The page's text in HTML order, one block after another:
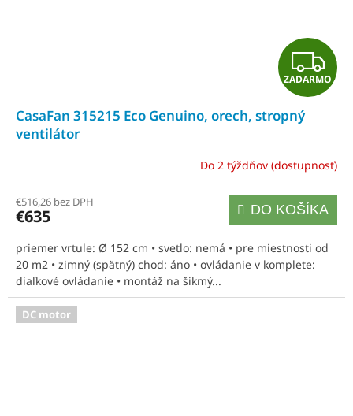
Z
A
A
R
M
O
ZADARMO
CasaFan 315215 Eco Genuino, orech, stropný
ventilátor
Do 2 týždňov (dostupnosť)
€516,26 bez DPH
€635 DO KOŠÍKA
priemer vrtule: Ø 152 cm • svetlo: nemá • pre miestnosti od
20 m2 • zimný (spätný) chod: áno • ovládanie v komplete:
diaľkové ovládanie • montáž na šikmý...
DC motor